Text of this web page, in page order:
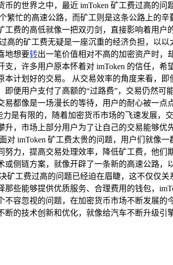
的世界之中，最近 imToken 矿工费过高的
繁忙的高速公路，而矿工则是这条公路上的
费的高低就像一把双刃剑，直接影响着用
的矿工费无疑是一座沉重的经济负担，以以
地想要转出一笔价值相对不高的加密资产时，
，许多用户原本怀着对 imToken 的信任，
计划好的交易。 从交易效率的角度来看，
便用户支付了高额的“过路费”，交易仍然可
都像是一场漫长的等待，用户的耐心被一点
是有限的，随着加密货币市场的飞速发展，
，市场上部分用户为了让自己的交易能够优
imToken 矿工费太贵的问题，用户们就像
力，提高交易处理效率，降低矿工费，他们
侧链方案，就像开辟了一条新的高速公路，
工费过高的问题已经迫在眉睫，这不仅仅关
些能够提供优质服务、合理费用的钱包，
容忽视的问题，在加密货币市场不断发展
的技术创新和优化，就像给汽车不断升级引